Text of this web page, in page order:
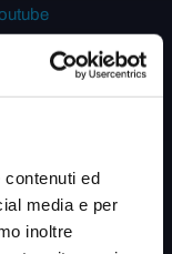
ed
media e per
inoltre